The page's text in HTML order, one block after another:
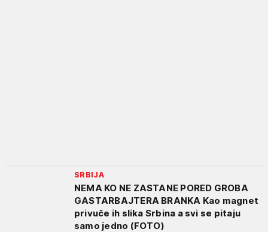
SRBIJA
NEMA KO NE ZASTANE PORED GROBA
GASTARBAJTERA BRANKA Kao magnet
privuče ih slika Srbina a svi se pitaju
samo jedno (FOTO)